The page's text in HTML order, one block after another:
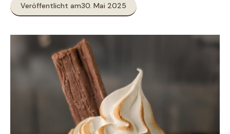
Veröffentlicht am30. Mai 2025